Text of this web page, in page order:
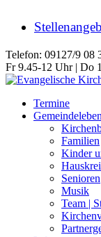
Telefon: 09127/9 08
Fr 9.45-12 Uhr | Do
Termine
Gemeindeleben
Familien
Kinder
Senioren
Musik
Team |